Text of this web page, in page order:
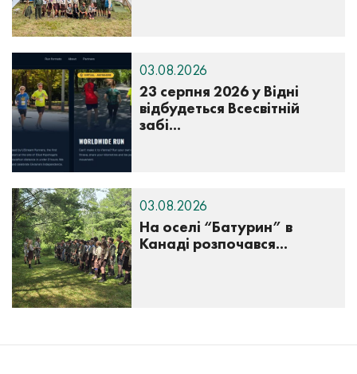
23 серпня 2026 у Відні
відбудеться Всесвітній
забі...
03.08.2026
На оселі “Батурин” в
Канаді розпочався...
03.08.2026